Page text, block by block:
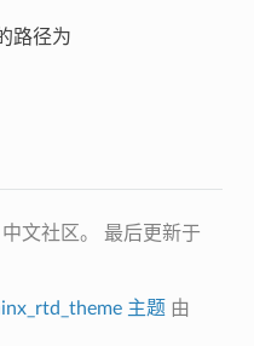
路径为
文社区。 最后更新于
主题 由